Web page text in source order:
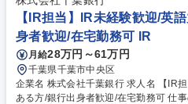
お任せする可能性がございます。 募集職種 【千葉】事務職（社員の勤怠
確認/費用処理など）/福利厚生制度も充
【IR担当】IR未経験歓迎/英
身者歓迎/在宅勤務可 IR
月給28万円～61万円
千葉県千葉市中央区
企業名 株式会社千葉銀行 求人名 【IR担当】IR未経験歓迎/英語力に自信の
ある方/銀行出身者歓迎/在宅勤務可 仕事の内容 英文開示が求められる情報